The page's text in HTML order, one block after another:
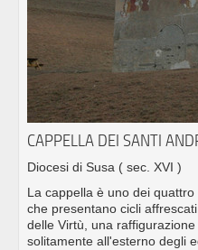
CAPPELLA DEI SANTI
Diocesi di Susa ( sec. XVI )
La cappella è uno dei
che presentano cicli
delle Virtù, una
solitamente all'esterno degli